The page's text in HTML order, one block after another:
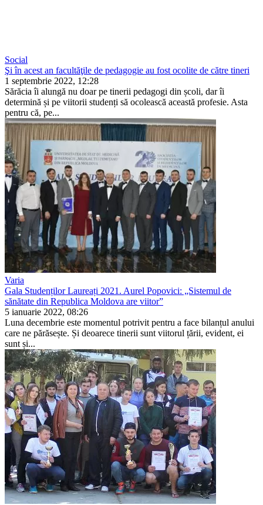
Social
Şi în acest an facultăţile de pedagogie au fost ocolite de către tineri
1 septembrie 2022, 12:28
Sărăcia îi alungă nu doar pe tinerii pedagogi din școli, dar îi
determină și pe viitorii studenți să ocolească această profesie. Asta
pentru că, pe...
Varia
Gala Studenților Laureați 2021. Aurel Popovici: „Sistemul de
sănătate din Republica Moldova are viitor”
5 ianuarie 2022, 08:26
Luna decembrie este momentul po­trivit pentru a face bilanțul anului
care ne părăsește. Și deoarece tine­rii sunt viitorul țării, evident, ei
sunt și...